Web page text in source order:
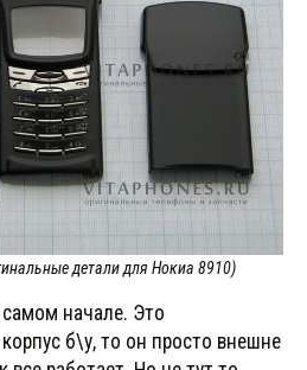
детали для Нокиа 8910)
начале. Это
б\у, то он просто внешне